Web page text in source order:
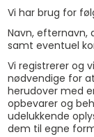
Vi har brug for
Navn, efternavn,
samt eventuel
Vi registrerer og
nødvendige for
herudover med
opbevarer og
udelukkende
dem til egne